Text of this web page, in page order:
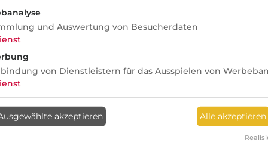
(nicht)
PHV:
Komfort-
und Auswertung von Besucherdaten
von Dienstleistern für das Ausspielen von
akzeptieren Alle akzeptieren